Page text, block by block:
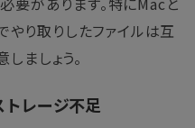
り取りしたファイルは互
ましょう。
レージ不足